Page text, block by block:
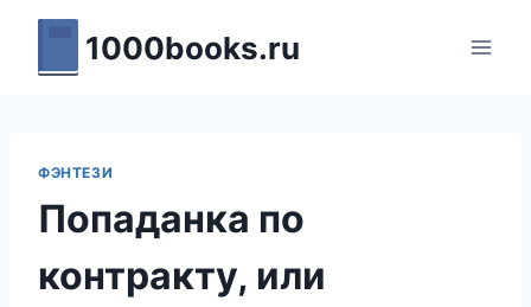
Перейти
содержимому
1000books.ru
ФЭНТЕЗИ
Попаданка по
контракту, или